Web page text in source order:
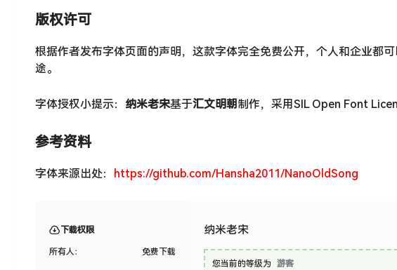
版权许可
根据作者发布字体页面的声明，这款字体完全免费公开，个人和企业都
途。
字体授权小提示： 纳米老宋基于汇文明朝 制作，采用SIL Open Font
参考资料
字体来源出处： https://github.com/Hansha2011/NanoOldSong
下载权限
所有人： 免费下载
纳米老宋
您当前的等级为 游客